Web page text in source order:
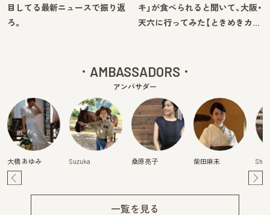
目してる最新ニュースで振り返
ろ。
キ」が食べられると聞いて、大阪・
天六に行ってみた【ときめきカ…
AMBASSADORS
アンバサダー
大橋 あゆみ Suzuka 桑原亮子 柴田麻未
一覧を見る